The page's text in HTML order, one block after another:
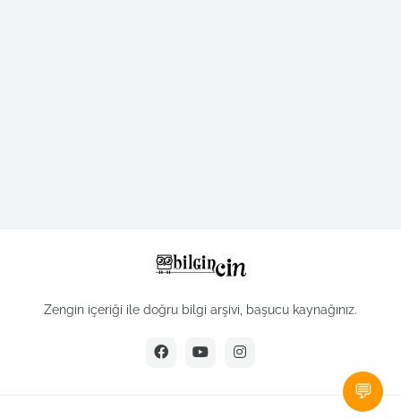
Zengin içeriği ile doğru bilgi arşivi, başucu kaynağınız.
💬